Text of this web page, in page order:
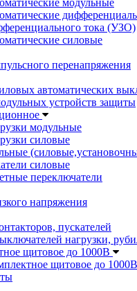
модульные
тока (УЗО)
силовые
перенапряжения
автоматических
устройств защиты
модульные
силовые
силовые
переключатели
напряжения
пускателей
нагрузки,
щитовое до 1000В
щитовое до 1000В